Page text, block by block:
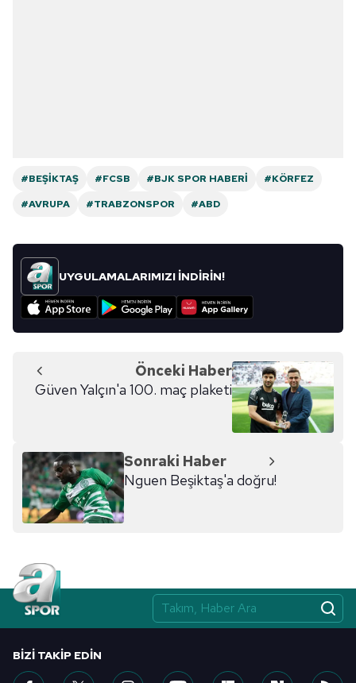
#BEŞIKTAŞ #FCSB #BJK SPOR HABERI
#KÖRFEZ
#AVRUPA
#TRABZONSPOR #ABD
UYGULAMALARIMIZI İNDİRİN!
Önceki Haber
Güven Yalçın'a 100. maç plaketi
Sonraki Haber
Nguen Beşiktaş'a doğru!
BIZI TAKIP EDIN